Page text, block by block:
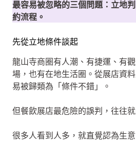
最容易被忽略的三個問題：立地
約流程。
先從立地條件談起
龍山寺商圈有人潮、有捷運、有
場，也有在地生活圈。從展店資
易被歸類為「條件不錯」。
但餐飲展店最危險的誤判，往往
很多人看到人多，就直覺認為生